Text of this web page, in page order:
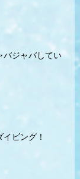
バジャバしてい
ビング！